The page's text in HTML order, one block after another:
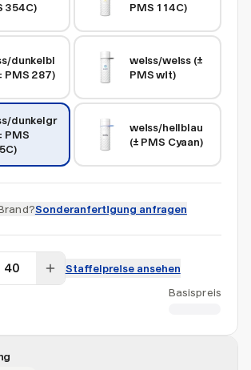
354C)
PMS 114C)
dunkelbl
PMS 287)
weiss/weiss (±
PMS wit)
dunkelgr
PMS
weiss/hellblau
(± PMS Cyaan)
Sonderanfertigung anfragen
Staffelpreise ansehen
Basispreis